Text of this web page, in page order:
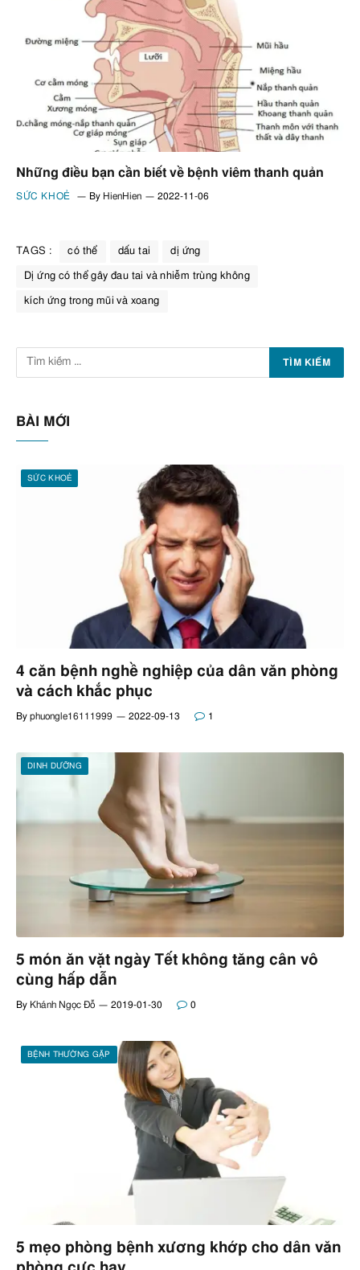
Những điều bạn cần biết về bệnh viêm thanh quản
SỨC KHOẺ By HienHien 2022-11-06
TAGS : có thể dấu tai dị ứng
Dị ứng có thể gây đau tai và nhiễm trùng không
kích ứng trong mũi và xoang
BÀI MỚI
SỨC KHOẺ
4 căn bệnh nghề nghiệp của dân văn phòng
và cách khắc phục
By phuongle16111999 2022-09-13 1
DINH DƯỠNG
5 món ăn vặt ngày Tết không tăng cân vô
cùng hấp dẫn
By Khánh Ngọc Đỗ 2019-01-30 0
BỆNH THƯỜNG GẶP
5 mẹo phòng bệnh xương khớp cho dân văn